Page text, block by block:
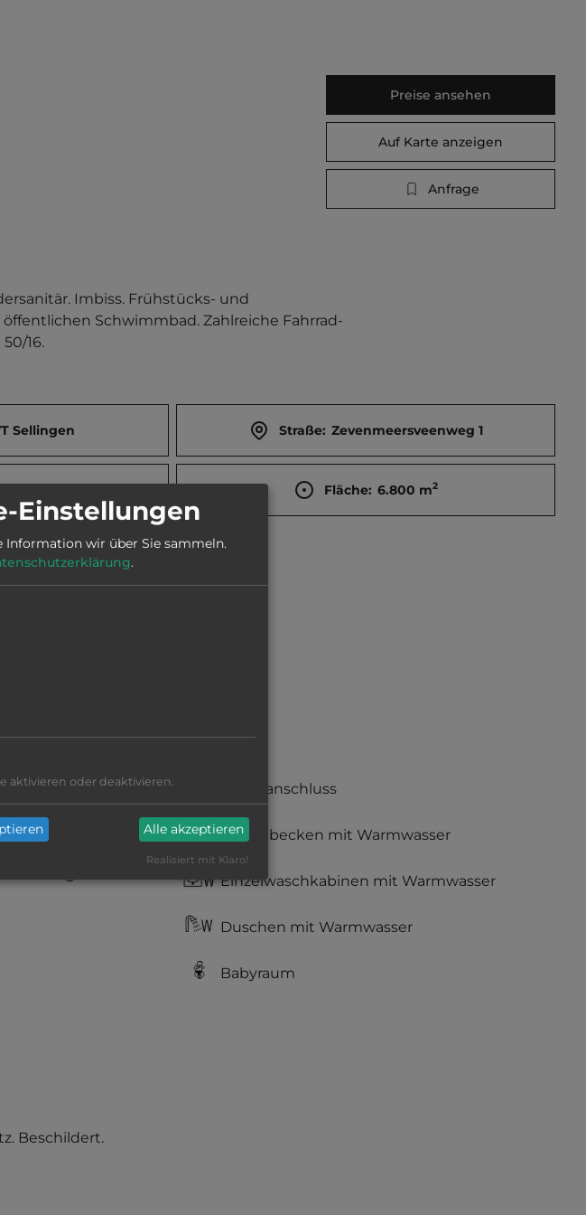
Preise ansehen
Auf Karte anzeigen
Anfrage
Imbiss. Frühstücks- und
Schwimmbad. Zahlreiche Fahrrad-
16.
Sellingen Straße: Zevenmeersveenweg 1
Fläche: 6.800 m2
599 322006
Stadskanaal. Groningen.
Stromanschluss
Waschbecken mit Warmwasser
Einzelwaschkabinen mit Warmwasser
Duschen mit Warmwasser
Babyraum
Beschildert.
Einstellungen
Information wir über Sie sammeln.
.
aktivieren oder deaktivieren.
Alle akzeptieren
Realisiert mit Klaro!